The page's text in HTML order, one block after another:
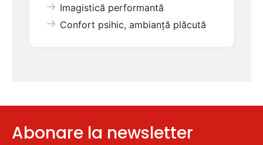
Imagistică performantă
Confort psihic, ambianță plăcută
Abonare la newsletter